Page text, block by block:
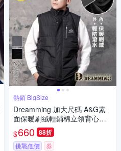
熱銷 BigSize
Dreamming 加大尺碼 A&G素
面保暖刷絨輕鋪棉立領背心外
套 防潑水-共二色
$660 88折
挑戰低價 券